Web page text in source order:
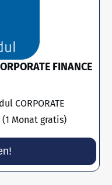
FINANCE
CORPORATE
Monat gratis)